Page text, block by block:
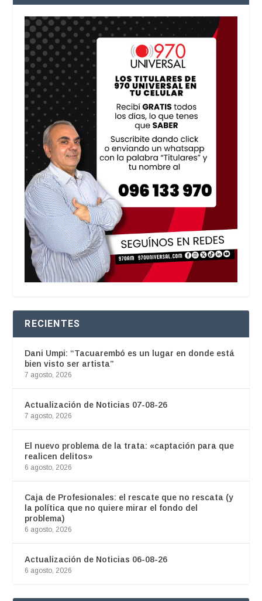
RECIENTES
Dani Umpi: “Tacuarembó es un lugar en donde está
bien visto ser artista”
7 agosto, 2026
Actualización de Noticias 07-08-26
7 agosto, 2026
El nuevo problema de la trata: «captación para que
realicen delitos»
6 agosto, 2026
Caja de Profesionales: el rescate que no rescata (y
la política que no quiere mirar el fondo del
problema)
6 agosto, 2026
Actualización de Noticias 06-08-26
6 agosto, 2026